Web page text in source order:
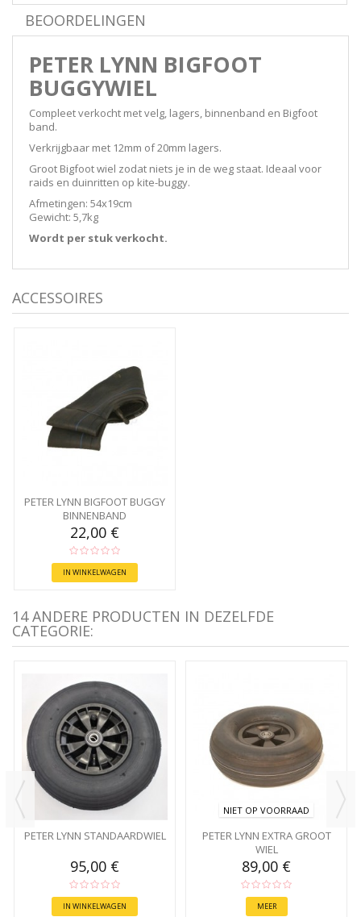
BEOORDELINGEN
PETER LYNN BIGFOOT
BUGGYWIEL
Compleet verkocht met velg, lagers, binnenband en Bigfoot
band.
Verkrijgbaar met 12mm of 20mm lagers.
Groot Bigfoot wiel zodat niets je in de weg staat. Ideaal voor
raids en duinritten op kite-buggy.
Afmetingen: 54x19cm
Gewicht: 5,7kg
Wordt per stuk verkocht.
ACCESSOIRES
PETER LYNN BIGFOOT BUGGY
BINNENBAND
22,00 €
IN WINKELWAGEN
14 ANDERE PRODUCTEN IN DEZELFDE
CATEGORIE:
PETER LYNN STANDAARDWIEL
95,00 €
IN WINKELWAGEN
NIET OP VOORRAAD
PETER LYNN EXTRA GROOT
WIEL
89,00 €
MEER